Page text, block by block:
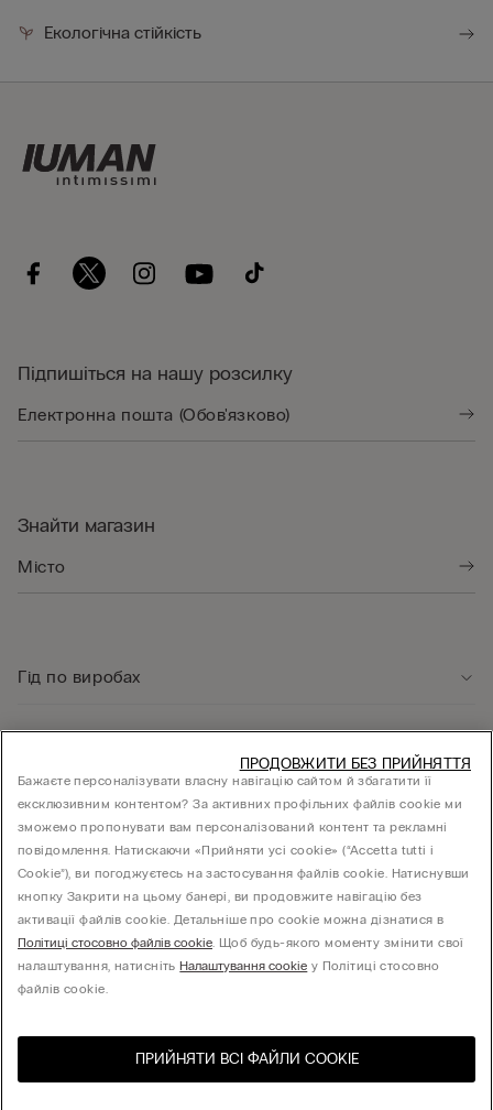
Виберіть розмір
Екологічна стійкість
Підпишіться на нашу розсилку
Знайти магазин
Гід по виробах
Юридична інформація
КОМПАНІЯ
Товариство з обмеженою відповідальністю "МНС ІНВЕСТМЕНТ" - 01014, місто Київ,
United States
Бажаєте персоналізувати власну навігацію сайтом й збагатити її
ексклюзивним контентом? За активних профільних файлів cookie ми
зможемо пропонувати вам персоналізований контент та рекламні
повідомлення. Натискаючи «Прийняти усі cookie» (“Accetta tutti i
Cookie”), ви погоджуєтесь на застосування файлів cookie. Натиснувши
кнопку Закрити на цьому банері, ви продовжите навігацію без
активації файлів cookie. Детальніше про cookie можна дізнатися в
Політиці стосовно файлів cookie. Щоб будь-якого моменту змінити свої
налаштування, натиснітьНалаштування cookie у Політиці стосовно
файлів cookie.
ПРИЙНЯТИ ВСІ ФАЙЛИ СOOKIE
ПРОДОВЖИТИ БЕЗ ПРИЙНЯТТЯ